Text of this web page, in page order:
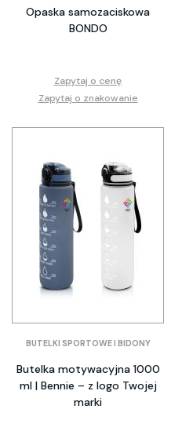
Opaska samozaciskowa
BONDO
Zapytaj o cenę
Zapytaj o znakowanie
BUTELKI SPORTOWE I BIDONY
Butelka motywacyjna 1000
ml | Bennie – z logo Twojej
marki